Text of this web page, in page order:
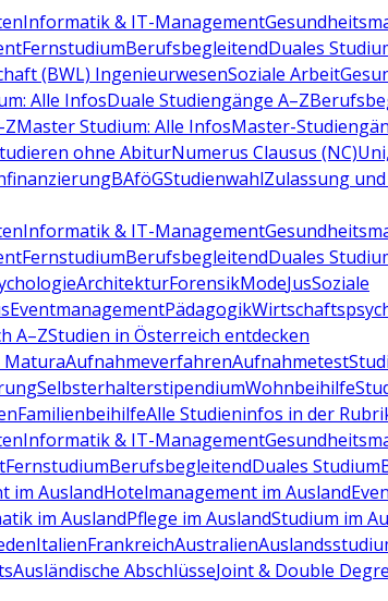
Informatik & IT-Management
FernstudiumBerufsbegleitendDuales
(BWL) IngenieurwesenSoziale Arbeit
Alle InfosDuale Studiengänge A–Z
Master Studium: Alle InfosMaster-
ohne AbiturNumerus Clausus (NC)
BAföGStudienwahlZulassung
Informatik & IT-Management
FernstudiumBerufsbegleitendDuales
ArchitekturForensikModeJusSoziale
EventmanagementPädagogik
A–ZStudien in Österreich entdecken
MaturaAufnahmeverfahrenAufnahmetest
SelbsterhalterstipendiumWohnbeihilfe
FamilienbeihilfeAlle Studieninfos in der
Informatik & IT-Management
FernstudiumBerufsbegleitendDuales Studium
im AuslandHotelmanagement im Ausland
im AuslandPflege im AuslandStudium im
ItalienFrankreichAustralien
Ausländische AbschlüsseJoint & Double